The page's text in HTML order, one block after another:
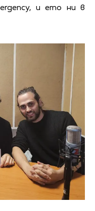
и ето ни в